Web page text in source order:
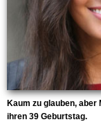
Kaum zu glauben,
ihren 39 Geburtstag.